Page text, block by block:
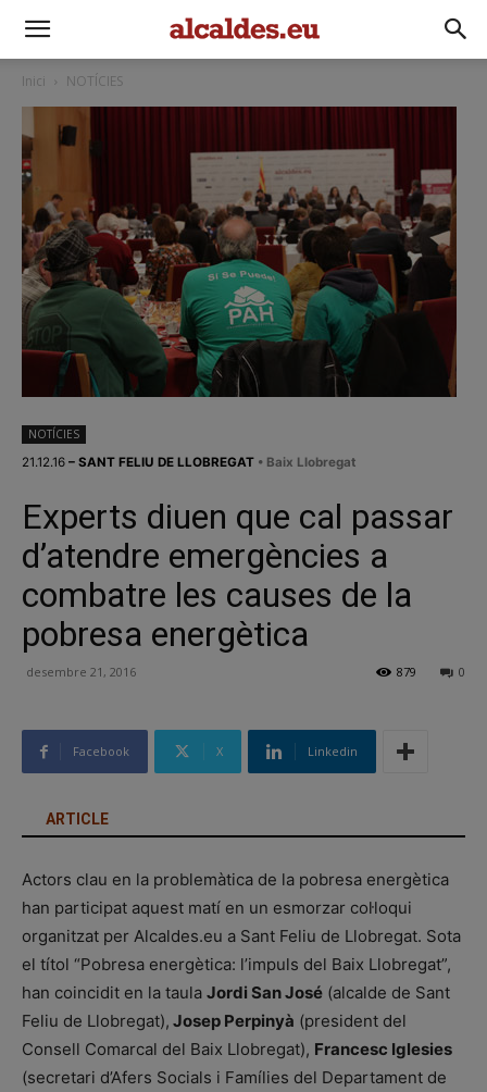
Inici NOTÍCIES
NOTÍCIES
21.12.16 – SANT FELIU DE LLOBREGAT • Baix Llobregat
Experts diuen que cal passar
d’atendre emergències a
combatre les causes de la
pobresa energètica
desembre 21, 2016 0
879
Facebook X Linkedin
ARTICLE
Actors clau en la problemàtica de la pobresa energètica
han participat aquest matí en un esmorzar col·loqui
organitzat per Alcaldes.eu a Sant Feliu de Llobregat. Sota
el títol “Pobresa energètica: l’impuls del Baix Llobregat”,
han coincidit en la taula Jordi San José (alcalde de Sant
Feliu de Llobregat), Josep Perpinyà (president del
Consell Comarcal del Baix Llobregat), Francesc Iglesies
(secretari d’Afers Socials i Famílies del Departament de